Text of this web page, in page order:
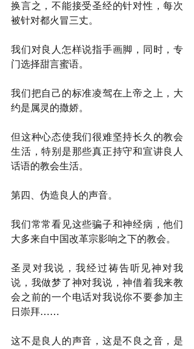
换言之，不能接受圣经的针对性，每次
被针对都火冒三丈。
我们对良人怎样说指手画脚，同时，专
门选择甜言蜜语。
我们把自己的标准凌驾在上帝之上，大
约是属灵的撒娇。
但这种心态使我们很难坚持长久的教会
生活，特别是那些真正持守和宣讲良人
话语的教会生活。
第四、伪造良人的声音。
我们常常看见这些骗子和神经病，他们
大多来自中国改革宗影响之下的教会。
圣灵对我说，我经过祷告听见神对我
说，我做梦了神对我说，神借着我来教
会之前的一个电话对我说你不要参加主
日崇拜……
这不是良人的声音，这是不良之音，是